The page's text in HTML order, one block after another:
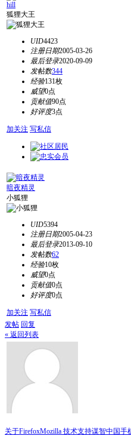
hill
狐狸大王
UID4423
注册日期2005-03-26
最后登录2020-09-09
发帖数344
经验131枚
威望0点
贡献值90点
好评度3点
加关注 写私信
暗夜精灵
小狐狸
UID5394
注册日期2005-04-23
最后登录2013-09-10
发帖数62
经验10枚
威望0点
贡献值0点
好评度0点
加关注 写私信
发帖 回复
« 返回列表
关于FirefoxMozilla 技术支持谋智中国手